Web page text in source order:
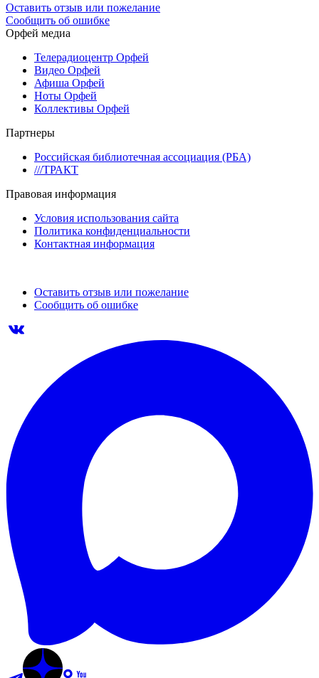
Оставить отзыв или пожелание
Сообщить об ошибке
Орфей медиа
Телерадиоцентр Орфей
Видео Орфей
Афиша Орфей
Ноты Орфей
Коллективы Орфей
Партнеры
Российская библиотечная ассоциация (РБА)
///ТРАКТ
Правовая информация
Условия использования сайта
Политика конфиденциальности
Контактная информация
Оставить отзыв или пожелание
Сообщить об ошибке